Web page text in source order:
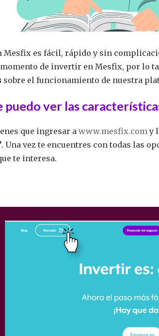
es fácil, rápido y sin
de invertir en Mesfix, por lo
sobre el funcionamiento de nuestra
puedo ver las
que ingresar awww.mesfix.comy
. Una vez te encuentres con todas las
te interesa.